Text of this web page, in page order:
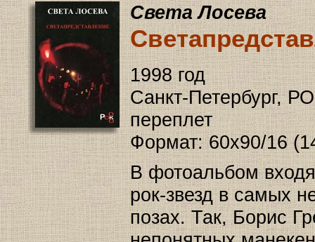
Света Лосева
1998 год
Санкт-Петербург,
переплет
Формат: 60x90/16
В фотоальбом
рок-звезд в самых
позах. Так, Борис